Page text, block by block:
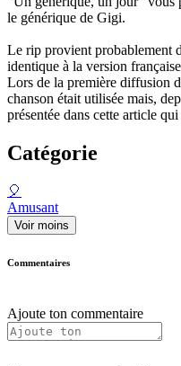
le générique de Gigi.
Le rip provient probablement
identique à la version
Lors de la première diffusion
chanson était utilisée mais,
présentée dans cette article
Catégorie
🎈
Amusant
Voir moins
Commentaires
Ajoute ton commentaire